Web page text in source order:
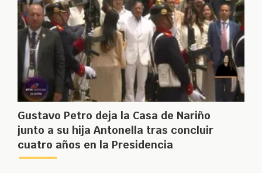
Gustavo Petro deja la Casa de Nariño
junto a su hija Antonella tras concluir
cuatro años en la Presidencia